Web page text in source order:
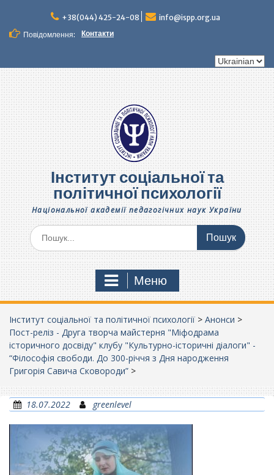
вмісту
+38(044) 425-24-08
info@ispp.org.ua
Повідомлення:
Контакти
Вибрати
Інститут соціальної та
політичної психології
Національної академії педагогічних наук України
Шукати:
Меню
Інститут соціальної та політичної психології > Анонси >
Пост-реліз - Друга творча майстерня "Міфодрама
історичного досвіду" клубу "Культурно-історичні діалоги" -
“Філософія свободи. До 300-річчя з Дня народження
Григорія Савича Сковороди” >
18.07.2022 greenlevel